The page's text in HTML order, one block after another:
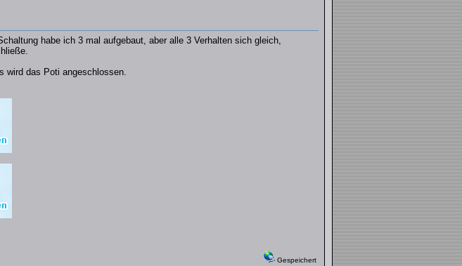
habe ich 3 mal aufgebaut, aber alle 3 Verhalten sich gleich,
wird das Poti angeschlossen.
Gespeichert